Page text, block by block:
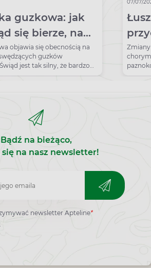
guzkowa: jak
się bierze, na
leczenie tej
objawia się obecnością na
guzków
jest tak silny, że bardzo
od drapania, co z kolei
07/07/
chorym
Bądź na bieżąco,
się na nasz newsletter!
newsletter Apteline*